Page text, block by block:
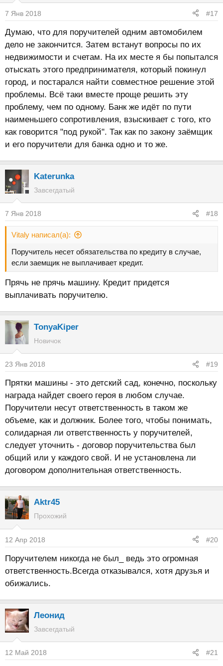
7 Янв 2018 #17
Думаю, что для поручителей одним автомобилем
дело не закончится. Затем встанут вопросы по их
недвижимости и счетам. На их месте я бы попытался
отыскать этого предпринимателя, который покинул
город, и постарался найти совместное решение этой
проблемы. Всё таки вместе проще решить эту
проблему, чем по одному. Банк же идёт по пути
наименьшего сопротивления, взыскивает с того, кто
как говорится "под рукой". Так как по закону заёмщик
и его поручители для банка одно и то же.
Katerunka
Завсегдатый
7 Янв 2018 #18
Vitaly написал(а):
Поручитель несет обязательства по кредиту в случае,
если заемщик не выплачивает кредит.
Прячь не прячь машину. Кредит придется
выплачивать поручителю.
TonyaKiper
Новичок
23 Янв 2018 #19
Прятки машины - это детский сад, конечно, поскольку
награда найдет своего героя в любом случае.
Поручители несут ответственность в таком же
объеме, как и должник. Более того, чтобы понимать,
солидарная ли ответственность у поручителей,
следует уточнить - договор поручительства был
общий или у каждого свой. И не установлена ли
договором дополнительная ответственность.
Aktr45
Прохожий
12 Апр 2018 #20
Поручителем никогда не был_ ведь это огромная
ответственность.Всегда отказывался, хотя друзья и
обижались.
Леонид
Завсегдатый
12 Май 2018 #21